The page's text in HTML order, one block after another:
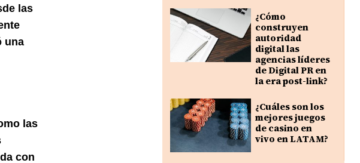
las
una
las
con
¿Cómo
construyen
autoridad
digital las
agencias líderes
de Digital PR en
la era post-link?
¿Cuáles son los
mejores juegos
de casino en
vivo en LATAM?